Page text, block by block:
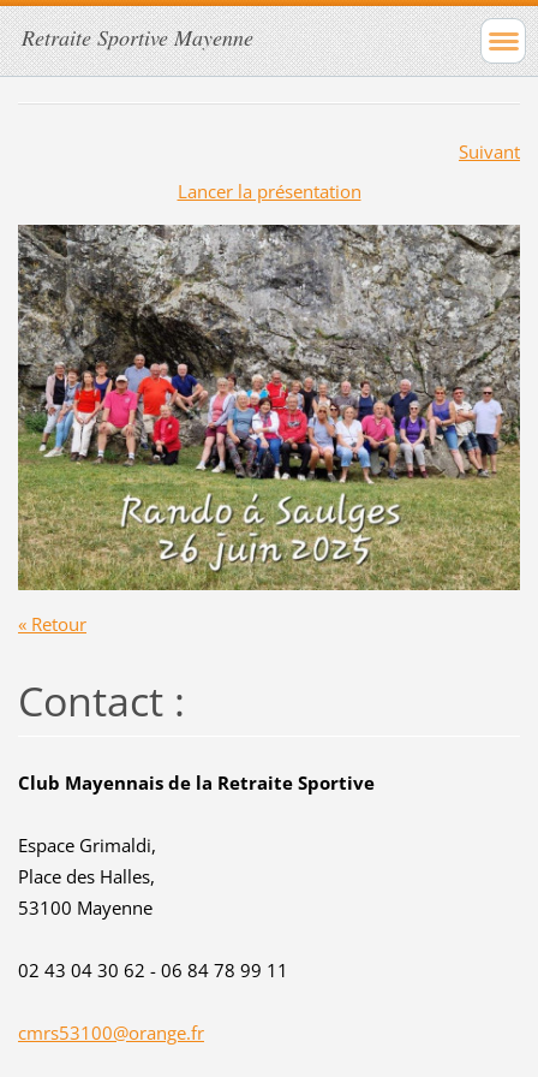
Retraite Sportive Mayenne
Suivant
Lancer la présentation
« Retour
Contact :
Club Mayennais de la Retraite Sportive
Espace Grimaldi,
Place des Halles,
53100 Mayenne
02 43 04 30 62 - 06 84 78 99 11
cmrs53100@orange.fr